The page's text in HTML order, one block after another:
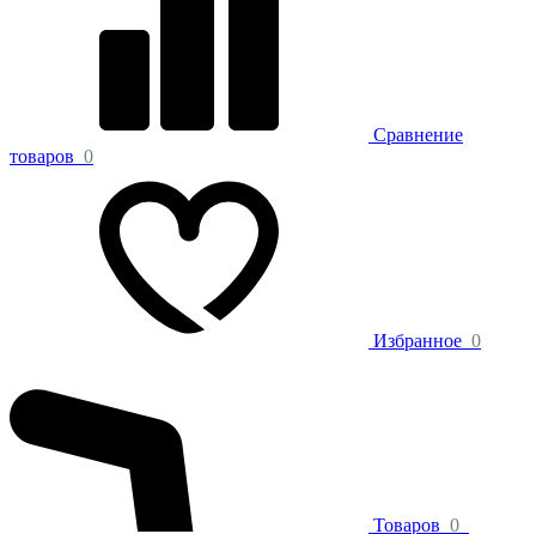
Сравнение
товаров 0
Избранное 0
Товаров 0